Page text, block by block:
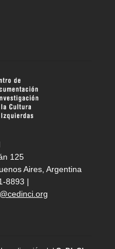
125
Aires, Argentina
8893 |